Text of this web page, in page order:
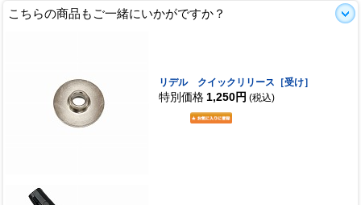
こちらの商品もご一緒にいかがですか？
リデル クイックリリース［受け］
特別価格 1,250円 (税込)